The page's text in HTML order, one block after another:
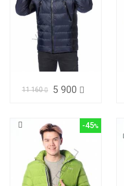
11 160 5 900
-45